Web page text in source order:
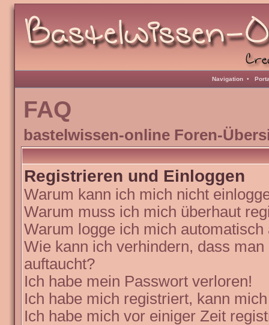
Navigation •
FAQ
bastelwissen-online Foren-
Registrieren und Einloggen
Warum kann ich mich nicht
Warum muss ich mich überhaut
Warum logge ich mich automatisch
Wie kann ich verhindern, dass
auftaucht?
Ich habe mein Passwort verloren!
Ich habe mich registriert, kann
Ich habe mich vor einiger Zeit